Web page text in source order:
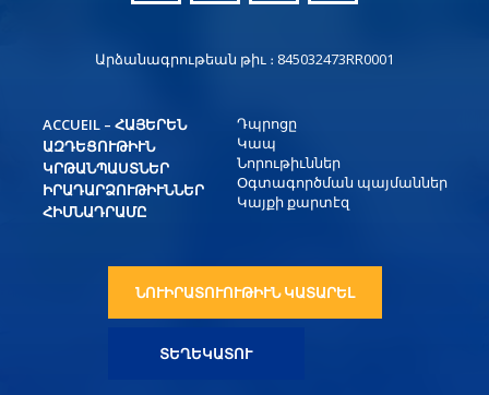
Արձանագրութեան թիւ ։ 845032473RR0001
ACCUEIL – ՀԱՅԵՐԵՆ
ԱԶԴԵՑՈՒԹԻՒՆ
ԿՐԹԱՆՊԱՍՏՆԵՐ
ԻՐԱԴԱՐՁՈՒԹԻՒՆՆԵՐ
ՀԻՄՆԱԴՐԱՄԸ
Դպրոցը
Կապ
Նորութիւններ
Օգտագործման պայմաններ
Կայքի քարտէզ
ՏԵՂԵԿԱՏՈՒ
ՆՈՒԻՐԱՏՈՒՈՒԹԻՒՆ ԿԱՏԱՐԵԼ